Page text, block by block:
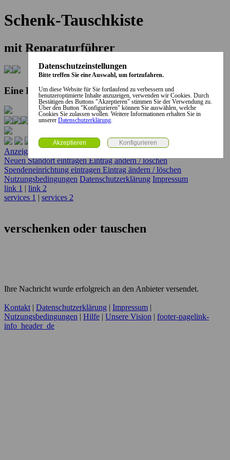
Schenk-Tauschkiste
mit Reparaturführer
Eine Kooperation der Stadt und des Landkreises...
Anzeige erstellen
Neuen Standort eintragenEintrag ändern / löschen
Spendeneinrichtung eintragen Eintrag ändern / löschen
Nutzungsbedingungen Datenschutzerklärung Impressum
link 1 | link 2
services 1 | services 2
verschenken oder tauschen
Ihre Nachricht wurde erfolgreich an den Anbieter versendet.
Kontakt| Datenschutzerklärung Impressum
Nutzungsbedingungen
Hilfe Unsere Vision
footer-pagelink-
info_header_de
Datenschutzeinstellungen
Bitte treffen Sie eine Auswahl, um fortzufahren.
Um diese Website für Sie fortlaufend zu verbessern und
benutzeroptimierte Inhalte anzuzeigen, verwenden wir Cookies. Durch
Bestätigen des Buttons "Akzeptieren" stimmen Sie der Verwendung zu.
Über den Button "Konfigurieren" können Sie auswählen, welche
Cookies Sie zulassen wollen. Weitere Informationen erhalten Sie in
unserer Datenschutzerklärung.